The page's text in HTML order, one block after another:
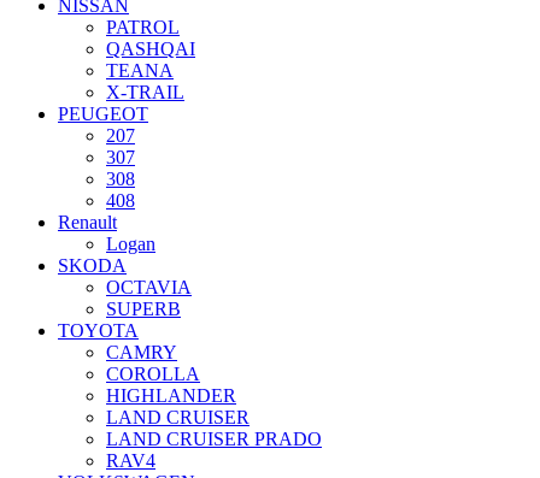
NISSAN
PATROL
QASHQAI
TEANA
X-TRAIL
PEUGEOT
207
307
308
408
Renault
Logan
SKODA
OCTAVIA
SUPERB
TOYOTA
CAMRY
COROLLA
HIGHLANDER
LAND CRUISER
LAND CRUISER PRADO
RAV4